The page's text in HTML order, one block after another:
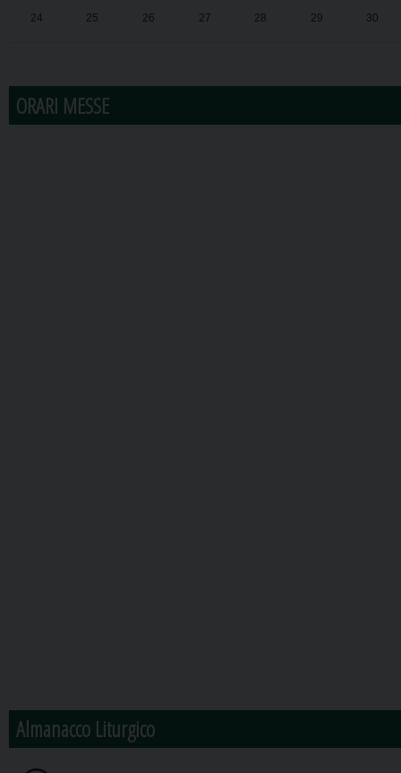
24 25 26 27 28 29 30
ORARI MESSE
Almanacco Liturgico